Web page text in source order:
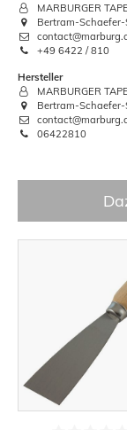
MARBURGER
Bertram-
+49 6422 / 810
Hersteller
MARBURGER
Bertram-
06422810